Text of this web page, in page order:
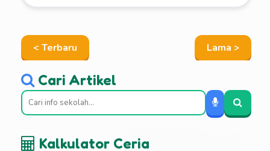
< Terbaru Lama >
Cari Artikel
Kalkulator Ceria